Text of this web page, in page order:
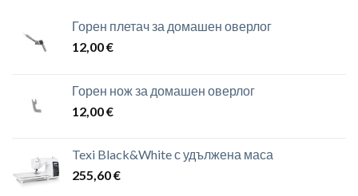
Горен плетач за домашен оверлог
12,00€
Горен нож за домашен оверлог
12,00€
Texi Black&White с удължена маса
255,60€